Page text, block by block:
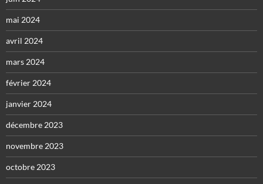
mai 2024
avril 2024
mars 2024
février 2024
janvier 2024
décembre 2023
novembre 2023
octobre 2023